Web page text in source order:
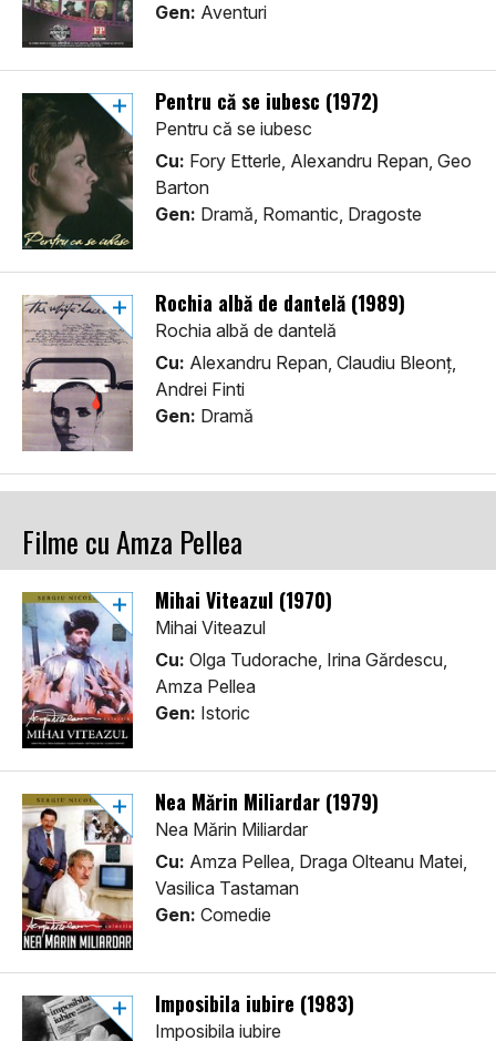
Gen: Aventuri
Pentru că se iubesc (1972)
Pentru că se iubesc
Cu: Fory Etterle, Alexandru Repan, Geo
Barton
Gen: Dramă, Romantic, Dragoste
Rochia albă de dantelă (1989)
Rochia albă de dantelă
Cu: Alexandru Repan, Claudiu Bleonț,
Andrei Finti
Gen: Dramă
Filme cu Amza Pellea
Mihai Viteazul (1970)
Mihai Viteazul
Cu: Olga Tudorache, Irina Gărdescu,
Amza Pellea
Gen: Istoric
Nea Mărin Miliardar (1979)
Nea Mărin Miliardar
Cu: Amza Pellea, Draga Olteanu Matei,
Vasilica Tastaman
Gen: Comedie
Imposibila iubire (1983)
Imposibila iubire